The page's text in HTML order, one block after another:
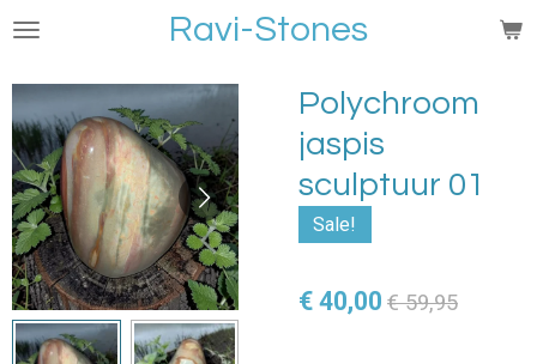
Ga
naar
hoofdinhoud
Ravi-Stones
Polychroom
jaspis
sculptuur 01
Sale!
€ 40,00 € 59,95